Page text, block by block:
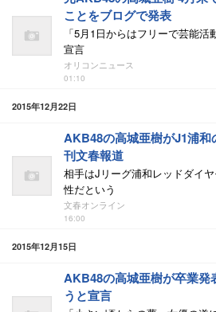
ことをブログで発表
「5月1日からはフリーで芸能
宣言
オリコンニュース
01:10
2015年12月22日
AKB48の高城亜樹がJ1浦
刊文春報道
相手はJリーグ浦和レッドダイ
性だという
文春オンライン
16:00
2015年12月15日
AKB48の高城亜樹が卒業発
うと宣言